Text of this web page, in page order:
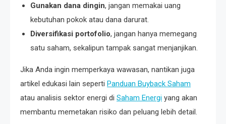
Gunakan dana dingin, jangan memakai uang
kebutuhan pokok atau dana darurat.
Diversifikasi portofolio, jangan hanya memegang
satu saham, sekalipun tampak sangat menjanjikan.
Jika Anda ingin memperkaya wawasan, nantikan juga
artikel edukasi lain seperti Panduan Buyback Saham
atau analisis sektor energi di Saham Energi yang akan
membantu memetakan risiko dan peluang lebih detail.